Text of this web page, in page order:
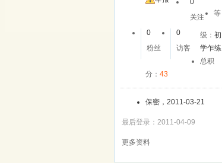
0
关注
0
粉丝
0
访客
等
级：初
学乍练
总积
分： 43
保密，2011-03-21
最后登录：2011-04-09
更多资料